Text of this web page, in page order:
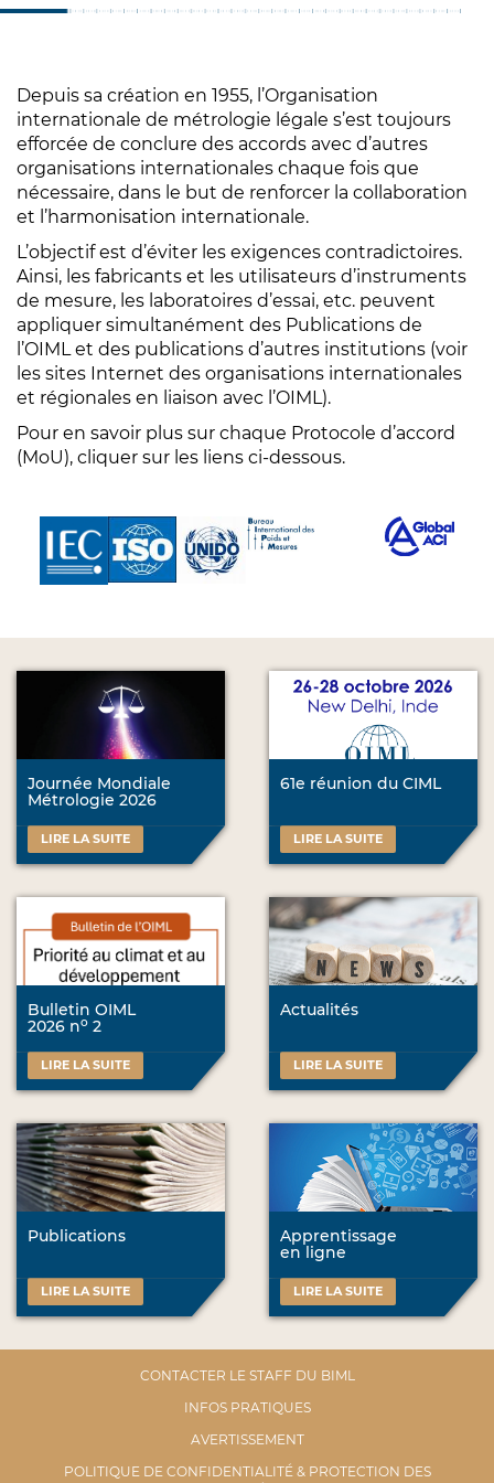
Depuis sa création en 1955, l’Organisation
internationale de métrologie légale s’est toujours
efforcée de conclure des accords avec d’autres
organisations internationales chaque fois que
nécessaire, dans le but de renforcer la collaboration
et l’harmonisation internationale.
L’objectif est d’éviter les exigences contradictoires.
Ainsi, les fabricants et les utilisateurs d’instruments
de mesure, les laboratoires d’essai, etc. peuvent
appliquer simultanément des Publications de
l’OIML et des publications d’autres institutions (voir
les sites Internet des organisations internationales
et régionales en liaison avec l’OIML).
Pour en savoir plus sur chaque Protocole d’accord
(MoU), cliquer sur les liens ci-dessous.
Journée Mondiale
Métrologie 2026
LIRE LA SUITE
61e réunion du CIML
LIRE LA SUITE
Bulletin OIML
2026 no 2
LIRE LA SUITE
Actualités
LIRE LA SUITE
Publications
LIRE LA SUITE
Apprentissage
en ligne
LIRE LA SUITE
CONTACTER LE STAFF DU BIML
INFOS PRATIQUES
AVERTISSEMENT
POLITIQUE DE CONFIDENTIALITÉ & PROTECTION DES